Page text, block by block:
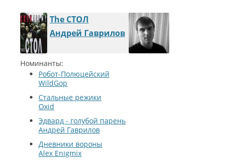
The СТОЛ
Андрей Гаврилов
Номинанты:
Робот-Полюцейский
WildGop
Стальные режики
Oxid
Эдвард - голубой парень
Андрей Гаврилов
Дневники вороны
Alex Enigmix